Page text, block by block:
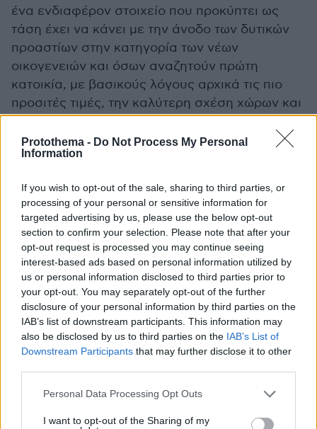
Protothema - Do Not Process My Personal
Information
If you wish to opt-out of the sale, sharing to third parties, or
processing of your personal or sensitive information for
targeted advertising by us, please use the below opt-out
section to confirm your selection. Please note that after your
opt-out request is processed you may continue seeing
interest-based ads based on personal information utilized by
us or personal information disclosed to third parties prior to
your opt-out. You may separately opt-out of the further
disclosure of your personal information by third parties on the
IAB’s list of downstream participants. This information may
also be disclosed by us to third parties on the IAB’s List of
Downstream Participants that may further disclose it to other
Please note that this website/app uses one or more Google
not limited to your visit or usage behaviour. You may click to
Personal Data Processing Opt Outs
I want to opt-out of the Sharing of my
ένα ενδιαφέρον στοιχείο που προκύπτει ως
τάση έχει να κάνει με την άνοδο των δυτικών
προαστίων στην κατηγορία των νέων
οικογενειών και όσων αναζητούν πρώτη
κατοικία, με βασικούς λόγους αρχικά τις πιο
προσιτές τιμές, την καλύτερη σχέση χώρων και
κόστους ανά τετραγωνικό μέτρο, αλλά και τον
χαρακτήρα της «γειτονιάς», πέραν φυσικά του
μεγάλου πλεονεκτήματος του μετρό που έχει
της Αθήνας.
Η γνωστή εταιρεία παροχής κτηματομεσιτικών
υπηρεσιώνEngel & Völkersκαταγράφει στην
τελευταία της ανάλυση τους διαφορετικούς
τύπους αγοραστών αυτή τη στιγμή σε όλη την
Αθήνα: τα νέα ζευγάρια και όσοι αναζητούν
πρώτη κατοικία στρέφονται, όπως
προαναφέρθηκε, στα πιο προσιτά δυτικά
προάστια, τα βόρεια προάστια προτιμώνται από
ενώ στα ανατολικά προάστια στρέφονται
επίσης οικογένειες που αναζητούν μεγαλύτερο